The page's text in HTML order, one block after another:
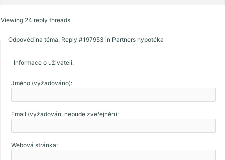
Viewing 24 reply threads
Odpověď na téma: Reply #197953 in Partners hypotéka
Informace o uživateli:
Jméno (vyžadováno):
Email (vyžadován, nebude zveřejněn):
Webová stránka: